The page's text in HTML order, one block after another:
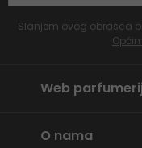
Slanjem ovog obrasca
Web
O nama